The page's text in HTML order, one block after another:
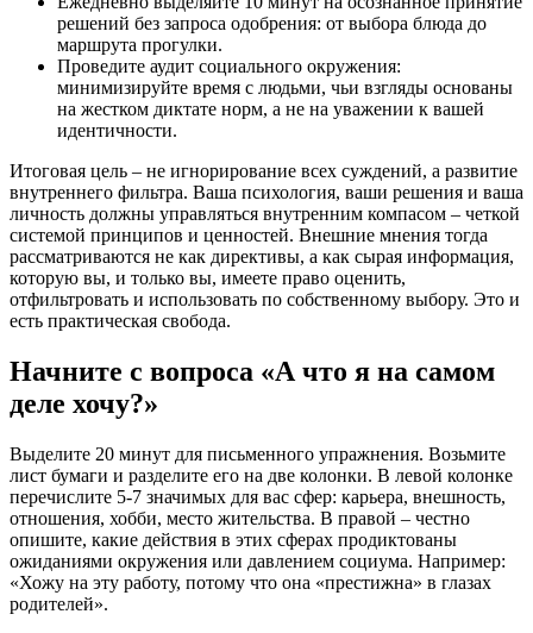
решений без запроса одобрения: от выбора блюда до
маршрута прогулки.
Проведите аудит социального окружения:
минимизируйте время с людьми, чьи взгляды основаны
на жестком диктате норм, а не на уважении к вашей
идентичности.
Итоговая цель – не игнорирование всех суждений, а развитие
внутреннего фильтра. Ваша психология, ваши решения и ваша
личность должны управляться внутренним компасом – четкой
системой принципов и ценностей. Внешние мнения тогда
рассматриваются не как директивы, а как сырая информация,
которую вы, и только вы, имеете право оценить,
отфильтровать и использовать по собственному выбору. Это и
есть практическая свобода.
Начните с вопроса «А что я на самом
деле хочу?»
Выделите 20 минут для письменного упражнения. Возьмите
лист бумаги и разделите его на две колонки. В левой колонке
перечислите 5-7 значимых для вас сфер: карьера, внешность,
отношения, хобби, место жительства. В правой – честно
опишите, какие действия в этих сферах продиктованы
ожиданиями окружения или давлением социума. Например:
«Хожу на эту работу, потому что она «престижна» в глазах
родителей».